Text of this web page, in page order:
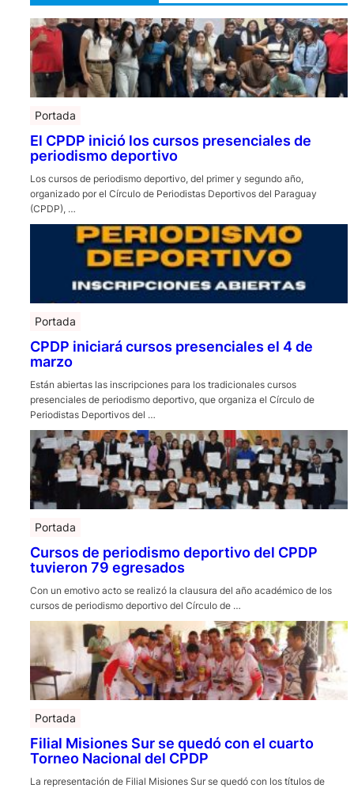
Portada
El CPDP inició los cursos presenciales de
periodismo deportivo
Los cursos de periodismo deportivo, del primer y segundo año,
organizado por el Círculo de Periodistas Deportivos del Paraguay
(CPDP), …
Portada
CPDP iniciará cursos presenciales el 4 de
marzo
Están abiertas las inscripciones para los tradicionales cursos
presenciales de periodismo deportivo, que organiza el Círculo de
Periodistas Deportivos del …
Portada
Cursos de periodismo deportivo del CPDP
tuvieron 79 egresados
Con un emotivo acto se realizó la clausura del año académico de los
cursos de periodismo deportivo del Círculo de …
Portada
Filial Misiones Sur se quedó con el cuarto
Torneo Nacional del CPDP
La representación de Filial Misiones Sur se quedó con los títulos de